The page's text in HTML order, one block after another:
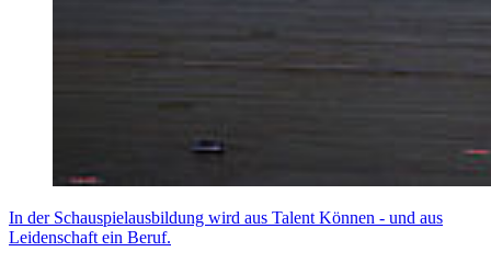
In der Schauspielausbildung wird aus Talent Können - und aus
Leidenschaft ein Beruf.